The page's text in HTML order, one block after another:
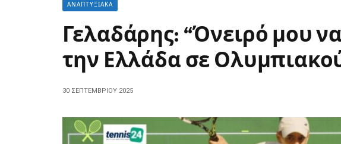
ΑΝΑΠΤΥΞΙΑΚΆ
Γελαδάρης: “Όνειρό μου
την Ελλάδα σε
30 ΣΕΠΤΕΜΒΡΊΟΥ 2025